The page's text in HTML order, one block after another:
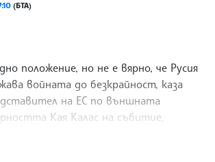
(БТА)
положение, но не е вярно, че Русия
войната до безкрайност, каза
на ЕС по външната
Кая Калас на събитие,